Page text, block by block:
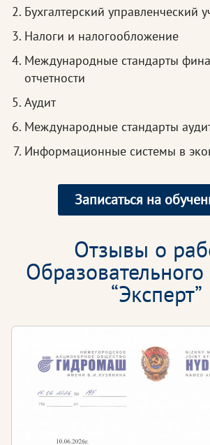
Бухгалтерский управленческий
Налоги и налогообложение
Международные стандарты
отчетности
Аудит
Международные стандарты
Информационные системы в
Записаться на
Отзывы о
“Эксперт”